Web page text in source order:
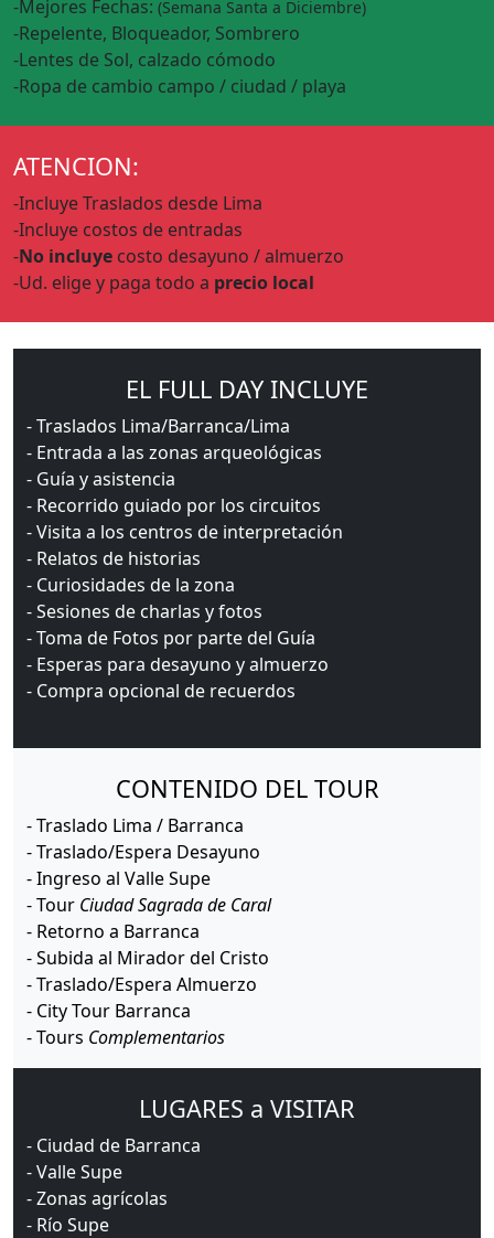
-Mejores Fechas: (Semana Santa a Diciembre)
-Repelente, Bloqueador, Sombrero
-Lentes de Sol, calzado cómodo
-Ropa de cambio campo / ciudad / playa
ATENCION:
-Incluye Traslados desde Lima
-Incluye costos de entradas
-No incluye costo desayuno / almuerzo
-Ud. elige y paga todo a precio local
EL FULL DAY INCLUYE
- Traslados Lima/Barranca/Lima
- Entrada a las zonas arqueológicas
- Guía y asistencia
- Recorrido guiado por los circuitos
- Visita a los centros de interpretación
- Relatos de historias
- Curiosidades de la zona
- Sesiones de charlas y fotos
- Toma de Fotos por parte del Guía
- Esperas para desayuno y almuerzo
- Compra opcional de recuerdos
CONTENIDO DEL TOUR
- Traslado Lima / Barranca
- Traslado/Espera Desayuno
- Ingreso al Valle Supe
- Tour Ciudad Sagrada de Caral
- Retorno a Barranca
- Subida al Mirador del Cristo
- Traslado/Espera Almuerzo
- City Tour Barranca
- Tours Complementarios
LUGARES a VISITAR
- Ciudad de Barranca
- Valle Supe
- Zonas agrícolas
- Río Supe